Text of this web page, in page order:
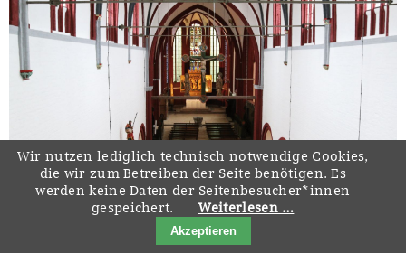
Wir nutzen lediglich technisch notwendige Cookies,
die wir zum Betreiben der Seite benötigen. Es
werden keine Daten der Seitenbesucher*innen
gespeichert.
Weiterlesen …
Akzeptieren